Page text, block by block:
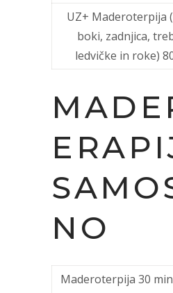
UZ+ Maderoterpija
boki, zadnjica,
ledvičke in roke)
NO
Maderoterpija 30